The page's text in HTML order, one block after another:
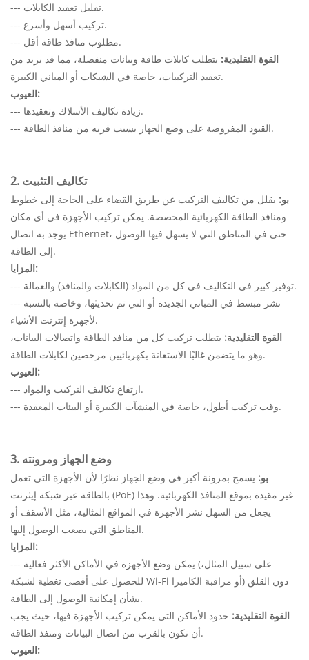
--- تقليل تعقيد الكابلات.
--- تركيب أسهل وأسرع.
--- مطلوب منافذ طاقة أقل.
القوة التقليدية: يتطلب كابلات طاقة وبيانات منفصلة، مما قد يزيد من
تعقيد التركيبات، خاصة في الشبكات أو المباني الكبيرة.
العيوب:
--- زيادة تكاليف الأسلاك وتعقيدها.
--- القيود المفروضة على وضع الجهاز بسبب قربه من منافذ الطاقة.
2. تكاليف التثبيت
بو: يقلل من تكاليف التركيب عن طريق القضاء على الحاجة إلى خطوط
ومنافذ الطاقة الكهربائية المخصصة. يمكن تركيب الأجهزة في أي مكان
يوجد به اتصال Ethernet، حتى في المناطق التي لا يسهل فيها الوصول
إلى الطاقة.
المزايا:
--- توفير كبير في التكاليف في كل من المواد (الكابلات والمنافذ) والعمالة.
--- نشر مبسط في المباني الجديدة أو التي تم تحديثها، وخاصة بالنسبة
لأجهزة إنترنت الأشياء.
القوة التقليدية: يتطلب تركيب كل من منافذ الطاقة واتصالات البيانات،
وهو ما يتضمن غالبًا الاستعانة بكهربائيين مرخصين لكابلات الطاقة.
العيوب:
--- ارتفاع تكاليف التركيب والمواد.
--- وقت تركيب أطول، خاصة في المنشآت الكبيرة أو البيئات المعقدة.
3. وضع الجهاز ومرونته
بو: يسمح بمرونة أكبر في وضع الجهاز نظرًا لأن الأجهزة التي تعمل
بالطاقة عبر شبكة إيثرنت (PoE) غير مقيدة بموقع المنافذ الكهربائية. وهذا
يجعل من السهل نشر الأجهزة في المواقع المثالية، مثل الأسقف أو
المناطق التي يصعب الوصول إليها.
المزايا:
--- يمكن وضع الأجهزة في الأماكن الأكثر فعالية (على سبيل المثال،
للحصول على أقصى تغطية لشبكة Wi-Fi أو مراقبة الكاميرا) دون القلق
بشأن إمكانية الوصول إلى الطاقة.
القوة التقليدية: حدود الأماكن التي يمكن تركيب الأجهزة فيها، حيث يجب
أن تكون بالقرب من اتصال البيانات ومنفذ الطاقة.
العيوب: